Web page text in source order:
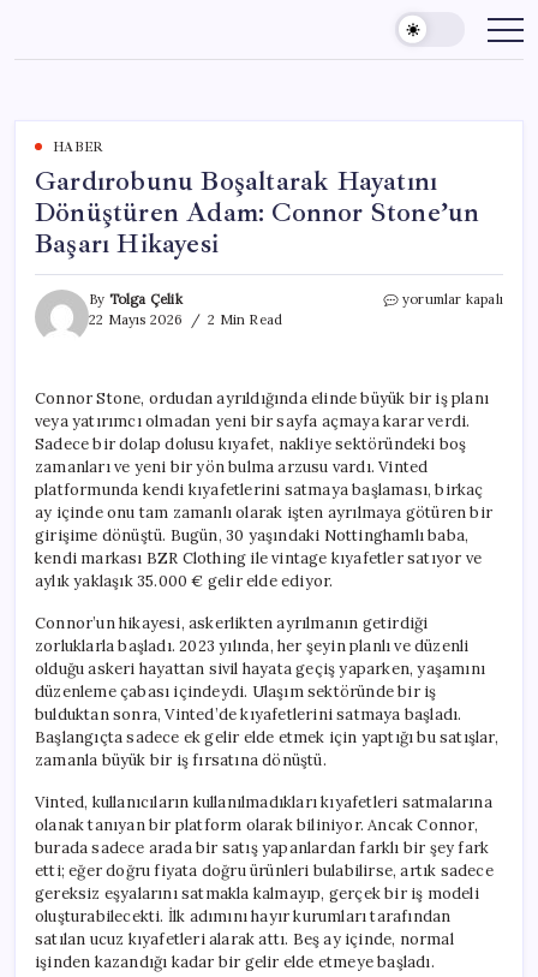
content
HABER
Gardırobunu Boşaltarak Hayatını
Dönüştüren Adam: Connor Stone’un
Başarı Hikayesi
By Tolga Çelik
22 Mayıs 2026
2 Min Read
Gardırobunu
Connor
Stone’un
Başarı
Hikayesi
yorumlar kapalı
Connor Stone, ordudan ayrıldığında elinde büyük bir iş planı
veya yatırımcı olmadan yeni bir sayfa açmaya karar verdi.
Sadece bir dolap dolusu kıyafet, nakliye sektöründeki boş
zamanları ve yeni bir yön bulma arzusu vardı. Vinted
platformunda kendi kıyafetlerini satmaya başlaması, birkaç
ay içinde onu tam zamanlı olarak işten ayrılmaya götüren bir
girişime dönüştü. Bugün, 30 yaşındaki Nottinghamlı baba,
kendi markası BZR Clothing ile vintage kıyafetler satıyor ve
aylık yaklaşık 35.000 € gelir elde ediyor.
Connor’un hikayesi, askerlikten ayrılmanın getirdiği
zorluklarla başladı. 2023 yılında, her şeyin planlı ve düzenli
olduğu askeri hayattan sivil hayata geçiş yaparken, yaşamını
düzenleme çabası içindeydi. Ulaşım sektöründe bir iş
bulduktan sonra, Vinted’de kıyafetlerini satmaya başladı.
Başlangıçta sadece ek gelir elde etmek için yaptığı bu satışlar,
zamanla büyük bir iş fırsatına dönüştü.
Vinted, kullanıcıların kullanılmadıkları kıyafetleri satmalarına
olanak tanıyan bir platform olarak biliniyor. Ancak Connor,
burada sadece arada bir satış yapanlardan farklı bir şey fark
etti; eğer doğru fiyata doğru ürünleri bulabilirse, artık sadece
gereksiz eşyalarını satmakla kalmayıp, gerçek bir iş modeli
oluşturabilecekti. İlk adımını hayır kurumları tarafından
satılan ucuz kıyafetleri alarak attı. Beş ay içinde, normal
işinden kazandığı kadar bir gelir elde etmeye başladı.